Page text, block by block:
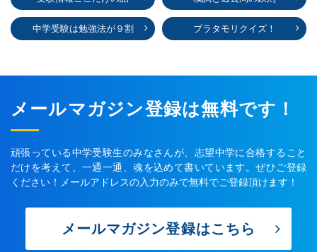
中学受験は勉強法が９割 ブラタモリクイズ！
メールマガジン登録は無料です！
頑張っている中学受験生のみなさんが、志望中学に合格すること
だけを考えて、一通一通、魂を込めて書いています。ぜひご登録
ください！メールアドレスの入力のみで無料でご登録頂けます！
メールマガジン登録はこちら